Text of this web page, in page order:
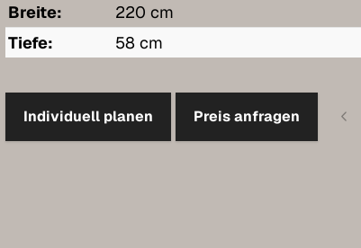
Breite:
220 cm
Tiefe:
58 cm
Individuell planen Preis anfragen